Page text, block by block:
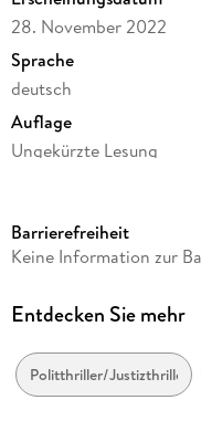
28. November 2022
Sprache
deutsch
Auflage
Ungekürzte Lesung
Dateigröße
Laufzeit
Reihe
Eddie Flynn, 5
Barrierefreiheit
Keine Information zur
Entdecken Sie mehr
Politthriller/Justizthriller